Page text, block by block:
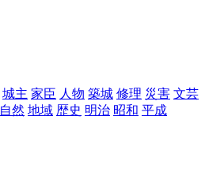
城主 家臣 人物 築城 修理 災害 文芸
自然 地域 歴史 明治 昭和 平成